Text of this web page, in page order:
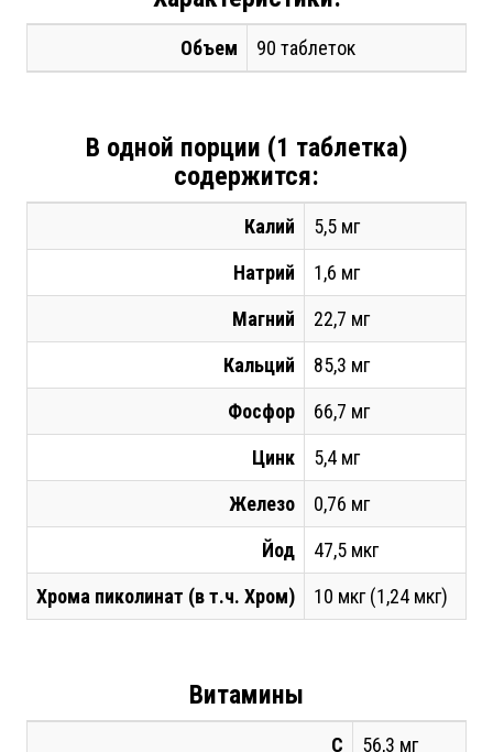
Объем 90 таблеток
В одной порции (1 таблетка)
содержится:
Калий
5,5 мг
Натрий
1,6 мг
Магний
22,7 мг
Кальций
85,3 мг
Фосфор
66,7 мг
Цинк
5,4 мг
Железо
0,76 мг
Йод
47,5 мкг
Хрома пиколинат (в т.ч. Хром)
10 мкг (1,24 мкг)
Витамины
С 56,3 мг